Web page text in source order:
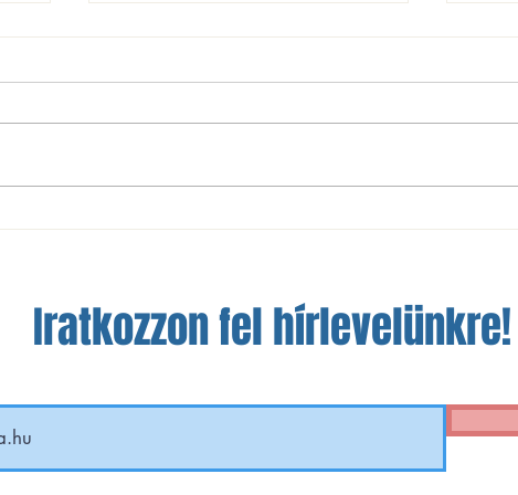
NBIII: nem sikerült a bravúr
A
Iratkozzon fel hírlevelünkre!